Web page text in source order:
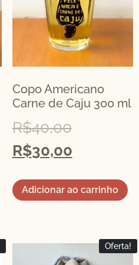
Copo Americano
Carne de Caju 300 ml
R$40,00
R$30,00
Adicionar ao carrinho
Oferta!